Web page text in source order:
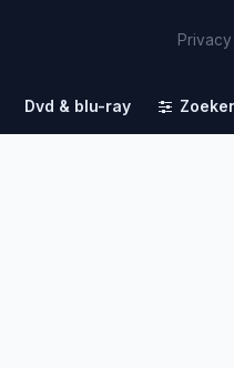
Privacy
Dvd & blu-ray